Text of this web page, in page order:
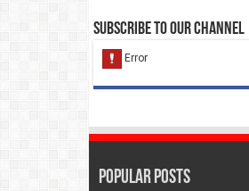
Subscribe to our Channel
Popular Posts